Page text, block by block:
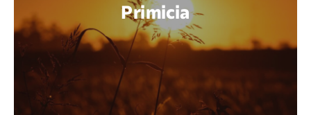
Primicia
POR GABRIEL M. ACUÑA